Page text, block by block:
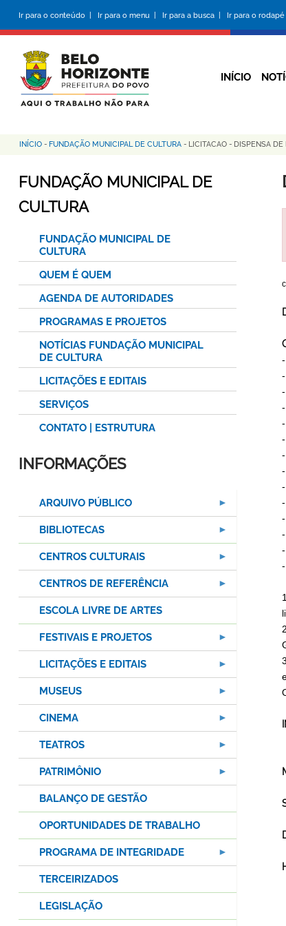
conteúdo
principal
Ir para o conteúdo | Ir para o menu | Ir para a busca | Ir para o
INÍCIO
Trilha
de
navegação
INÍCIO - FUNDAÇÃO MUNICIPAL DE CULTURA - LICITACAO - DISPENSA
FUNDAÇÃO MUNICIPAL DE
CULTURA
FUNDAÇÃO MUNICIPAL DE
CULTURA
QUEM É QUEM
AGENDA DE AUTORIDADES
PROGRAMAS E PROJETOS
NOTÍCIAS FUNDAÇÃO MUNICIPAL
DE CULTURA
LICITAÇÕES E EDITAIS
SERVIÇOS
CONTATO | ESTRUTURA
INFORMAÇÕES
ARQUIVO PÚBLICO
BIBLIOTECAS
CENTROS CULTURAIS
CENTROS DE REFERÊNCIA
ESCOLA LIVRE DE ARTES
FESTIVAIS E PROJETOS
LICITAÇÕES E EDITAIS
MUSEUS
CINEMA
TEATROS
PATRIMÔNIO
BALANÇO DE GESTÃO
OPORTUNIDADES DE TRABALHO
PROGRAMA DE INTEGRIDADE
TERCEIRIZADOS
LEGISLAÇÃO